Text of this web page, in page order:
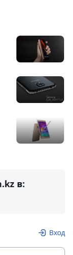
в:
Вход